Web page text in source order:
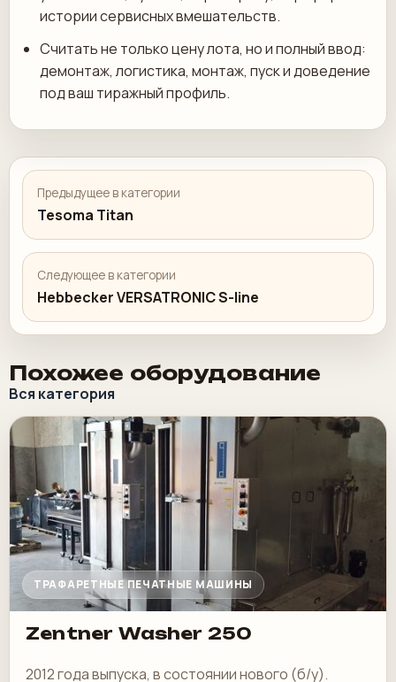
истории сервисных вмешательств.
Считать не только цену лота, но и полный ввод:
демонтаж, логистика, монтаж, пуск и доведение
под ваш тиражный профиль.
Предыдущее в категории
Tesoma Titan
Следующее в категории
Hebbecker VERSATRONIC S-line
Похожее оборудование
Вся категория
ТРАФАРЕТНЫЕ ПЕЧАТНЫЕ МАШИНЫ
Zentner Washer 250
2012 года выпуска, в состоянии нового (б/у).